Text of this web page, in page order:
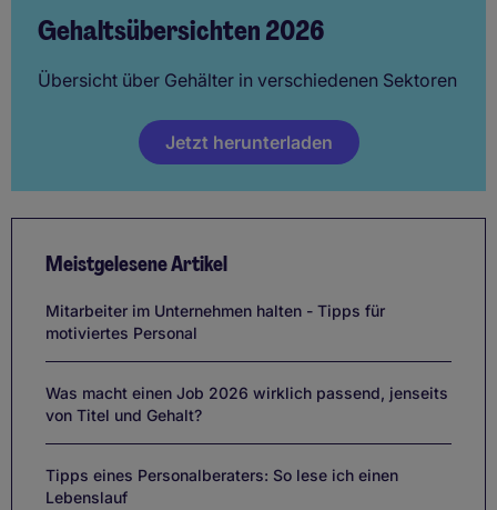
Gehaltsübersichten 2026
Übersicht über Gehälter in verschiedenen Sektoren
Jetzt herunterladen
Meistgelesene Artikel
Mitarbeiter im Unternehmen halten - Tipps für
motiviertes Personal
Was macht einen Job 2026 wirklich passend, jenseits
von Titel und Gehalt?
Tipps eines Personalberaters: So lese ich einen
Lebenslauf